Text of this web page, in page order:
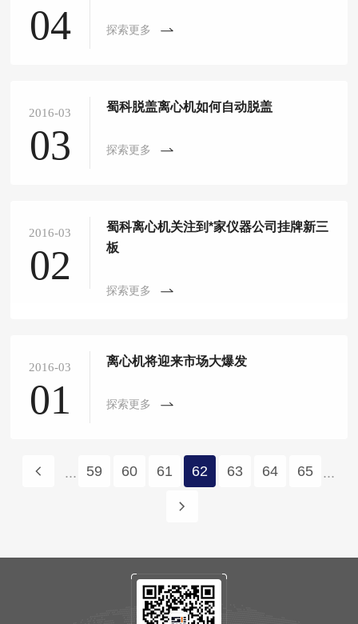
04 探索更多
2016-03
03
蜀科脱盖离心机如何自动脱盖
探索更多
2016-03
02
蜀科离心机关注到*家仪器公司挂牌新三
板
探索更多
2016-03
01
离心机将迎来市场大爆发
探索更多
... 59 60 61 62 63 64 65 ...